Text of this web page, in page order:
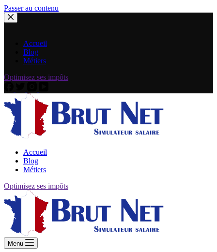
Passer au contenu
Accueil
Blog
Métiers
Optimisez ses impôts
Accueil
Blog
Métiers
Optimisez ses impôts
Menu